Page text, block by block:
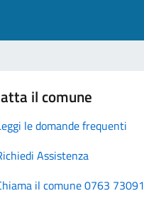
il comune
le domande frequenti
Assistenza
il comune 0763 73091